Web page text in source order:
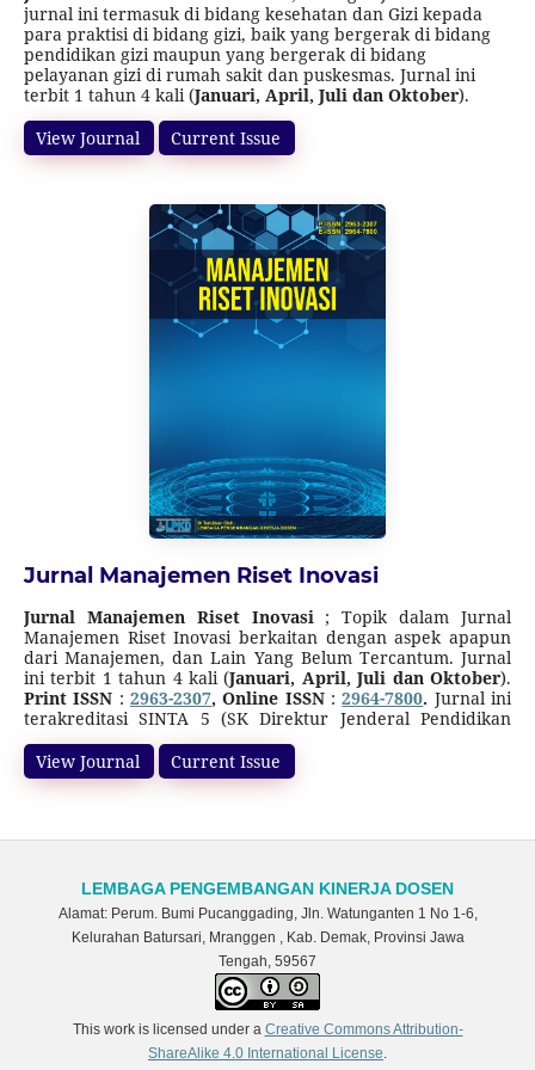
jurnal ini termasuk di bidang kesehatan dan Gizi kepada
para praktisi di bidang gizi, baik yang bergerak di bidang
pendidikan gizi maupun yang bergerak di bidang
pelayanan gizi di rumah sakit dan puskesmas. Jurnal ini
terbit 1 tahun 4 kali (Januari, April, Juli dan Oktober).
Print ISSN:2962-0325, Online ISSN
terakreditasi SINTA 5 (SK Direktur Jenderal Pendidikan
Tinggi, Riset, dan Teknologi
Tahun 2025), dimulai dari Volume 1 Nomor 3 Tahun 2023
sampai Volume 6 Nomor 2 Tahun 2028.
View Journal Current Issue
Jurnal Manajemen Riset Inovasi
Jurnal Manajemen Riset Inovasi; Topik dalam Jurnal
Manajemen Riset Inovasi berkaitan dengan aspek apapun
dari Manajemen, dan Lain Yang Belum Tercantum. Jurnal
ini terbit 1 tahun 4 kali (Januari, April, Juli dan Oktober).
Print ISSN : 2963-2307, Online ISSN :2964-7800. Jurnal ini
terakreditasi SINTA 5 (SK Direktur Jenderal Pendidikan
Tinggi, Riset, dan Teknologi Nomor
tanggal 7 April 2026, tentang Pemberitahuan Hasil
Akreditasi Jurnal Ilmiah Periode 2 Tahun 2025), dimulai
Indexed by :
Journal Sponsors and Partners :
View Journal Current Issue
LEMBAGA PENGEMBANGAN KINERJA DOSEN
Alamat: Perum. Bumi Pucanggading, Jln. Watunganten 1 No 1-6,
Kelurahan Batursari, Mranggen , Kab. Demak, Provinsi Jawa
Tengah, 59567
This work is licensed under a Creative Commons Attribution-
ShareAlike 4.0 International License.